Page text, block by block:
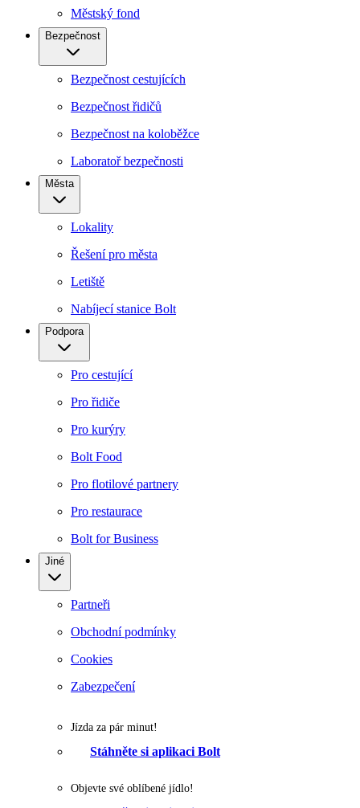
Městský fond
Bezpečnost
Bezpečnost cestujících
Bezpečnost řidičů
Bezpečnost na koloběžce
Laboratoř bezpečnosti
Města
Lokality
Řešení pro města
Letiště
Nabíjecí stanice Bolt
Podpora
Pro cestující
Pro řidiče
Pro kurýry
Bolt Food
Pro flotilové partnery
Pro restaurace
Bolt for Business
Jiné
Partneři
Obchodní podmínky
Cookies
Zabezpečení
Jízda za pár minut!
Stáhněte si aplikaci Bolt
Objevte své oblíbené jídlo!